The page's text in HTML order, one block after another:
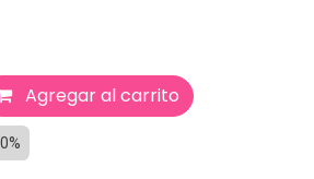
Agregar al carrito